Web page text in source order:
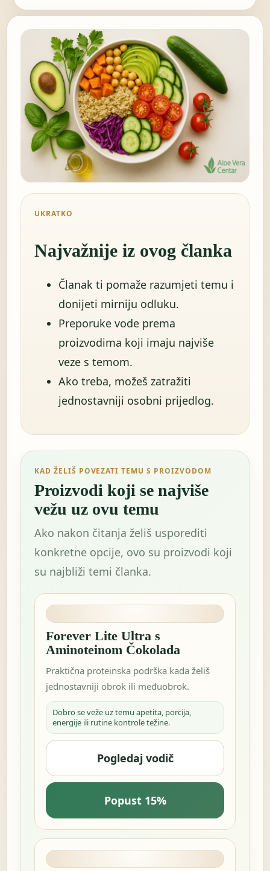
UKRATKO
Najvažnije iz ovog članka
Članak ti pomaže razumjeti temu i
donijeti mirniju odluku.
Preporuke vode prema
proizvodima koji imaju najviše
veze s temom.
Ako treba, možeš zatražiti
jednostavniji osobni prijedlog.
KAD ŽELIŠ POVEZATI TEMU S PROIZVODOM
Proizvodi koji se najviše
vežu uz ovu temu
Ako nakon čitanja želiš usporediti
konkretne opcije, ovo su proizvodi koji
su najbliži temi članka.
Forever Lite Ultra s
Aminoteinom Čokolada
Praktična proteinska podrška kada želiš
jednostavniji obrok ili međuobrok.
Dobro se veže uz temu apetita, porcija,
energije ili rutine kontrole težine.
Pogledaj vodič
Popust 15%